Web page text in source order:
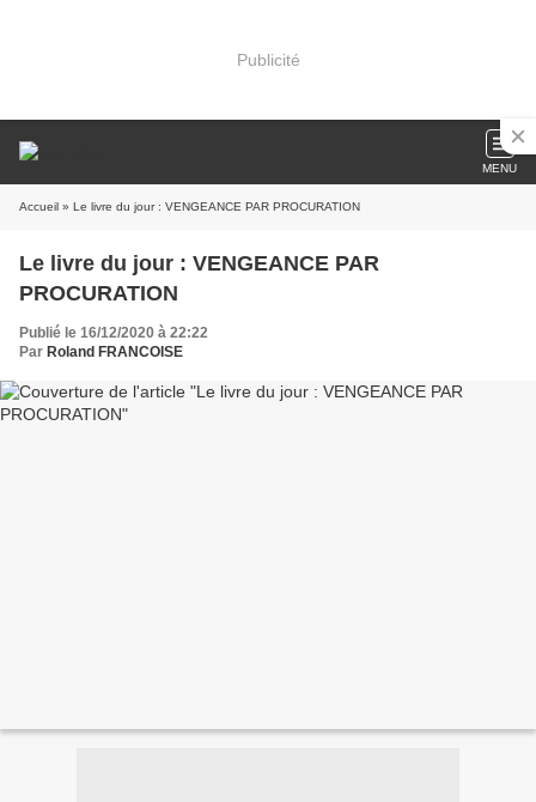
Publicité
MENU
Accueil » Le livre du jour : VENGEANCE PAR PROCURATION
Le livre du jour : VENGEANCE PAR
PROCURATION
Publié le 16/12/2020 à 22:22
Par Roland FRANCOISE